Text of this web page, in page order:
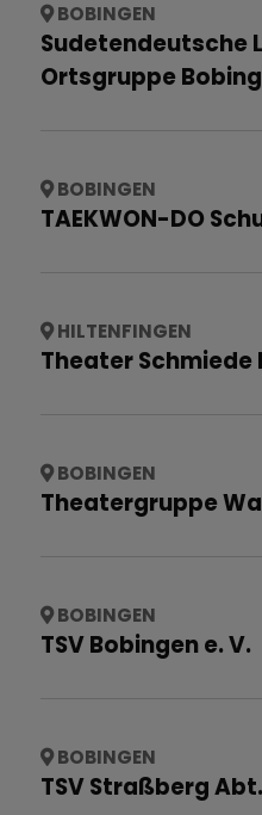
BOBINGEN
Sudetendeutsche
Ortsgruppe
BOBINGEN
TAEKWON-DO
HILTENFINGEN
Theater Schmiede
BOBINGEN
Theatergruppe
BOBINGEN
TSV Bobingen e. V.
BOBINGEN
TSV Straßberg